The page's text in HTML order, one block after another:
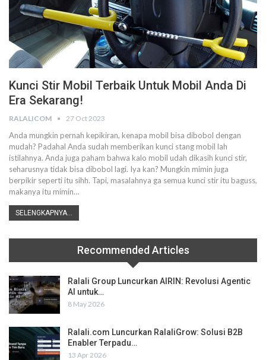
Kunci Stir Mobil Terbaik Untuk Mobil Anda Di
Era Sekarang!
RALALICOM 27 Oct 2023
Anda mungkin pernah kepikiran, kenapa mobil bisa dibobol dengan
mudah? Padahal Anda sudah memberikan kunci stang mobil lah
istilahnya. Anda juga paham bahwa kalo mobil udah dikasih kunci stir,
seharusnya tidak bisa dibobol lagi. Iya kan? Mungkin mimin juga
berpikir seperti itu sihh. Tapi, masalahnya ga semua kunci stir itu baguss,
makanya itu mimin…
SELENGKAPNYA...
Recommended Articles
Ralali Group Luncurkan AIRIN: Revolusi Agentic
AI untuk…
8 May 2026
Ralali.com Luncurkan RalaliGrow: Solusi B2B
Enabler Terpadu…
13 Apr 2026